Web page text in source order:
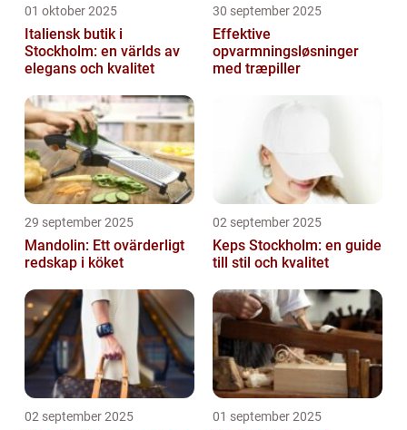
01 oktober 2025
Italiensk butik i
Stockholm: en världs av
elegans och kvalitet
30 september 2025
Effektive
opvarmningsløsninger
med træpiller
29 september 2025
Mandolin: Ett ovärderligt
redskap i köket
02 september 2025
Keps Stockholm: en guide
till stil och kvalitet
02 september 2025 01 september 2025